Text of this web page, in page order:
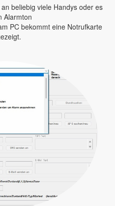
beliebig viele Handys oder es
Alarmton
PC bekommt eine Notrufkarte